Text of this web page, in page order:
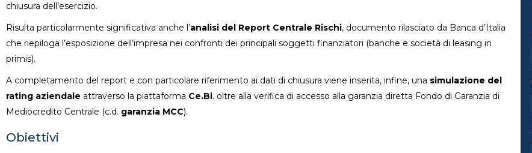
chiusura dell’esercizio.
Risulta particolarmente significativa anche l’analisi del Report Centrale Rischi, documento rilasciato da Banca d’Italia
che riepiloga l’esposizione dell’impresa nei confronti dei principali soggetti finanziatori (banche e società di leasing in
primis).
A completamento del report e con particolare riferimento ai dati di chiusura viene inserita, infine, una simulazione del
rating aziendale attraverso la piattaforma Ce.Bi. oltre alla verifica di accesso alla garanzia diretta Fondo di Garanzia di
Mediocredito Centrale (c.d. garanzia MCC).
Obiettivi